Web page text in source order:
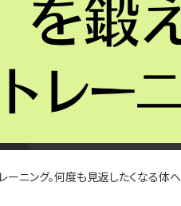
ーニング。何度も見返したくなる体へ